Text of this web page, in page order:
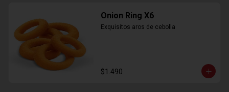
Onion Ring X6
Exquisitos aros de cebolla
$1.490